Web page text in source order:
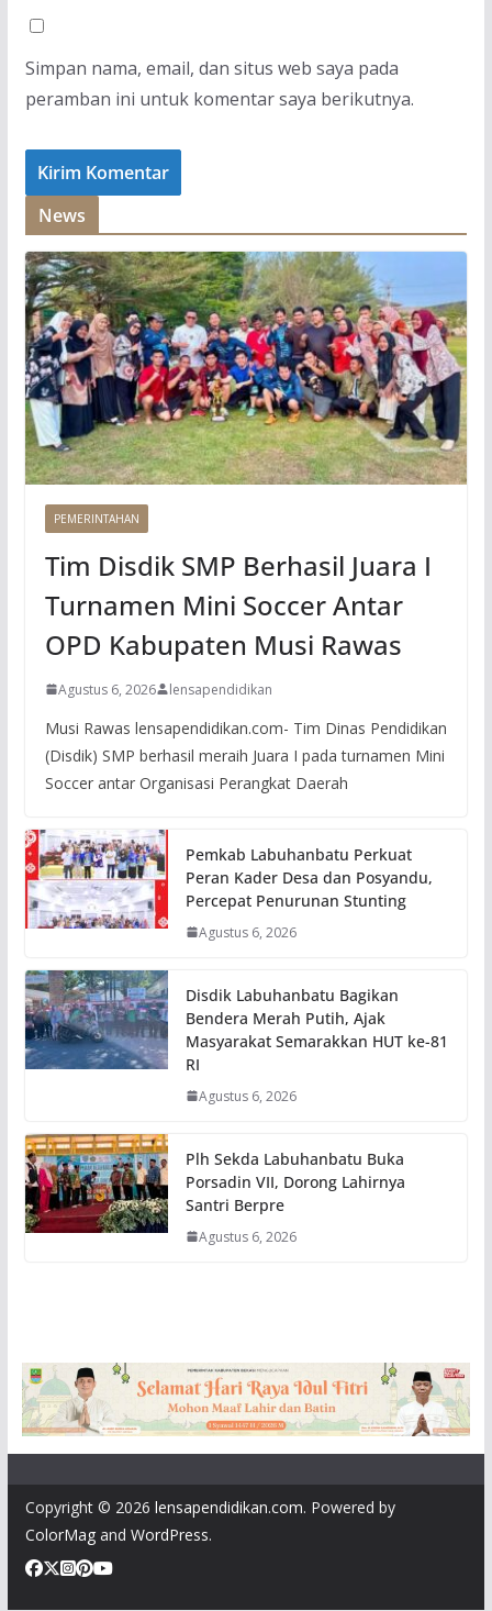
Simpan nama, email, dan situs web saya pada
peramban ini untuk komentar saya berikutnya.
News
PEMERINTAHAN
Tim Disdik SMP Berhasil Juara I
Turnamen Mini Soccer Antar
OPD Kabupaten Musi Rawas
Agustus 6, 2026 lensapendidikan
Musi Rawas lensapendidikan.com- Tim Dinas Pendidikan
(Disdik) SMP berhasil meraih Juara I pada turnamen Mini
Soccer antar Organisasi Perangkat Daerah
Pemkab Labuhanbatu Perkuat
Peran Kader Desa dan Posyandu,
Percepat Penurunan Stunting
Agustus 6, 2026
Disdik Labuhanbatu Bagikan
Bendera Merah Putih, Ajak
Masyarakat Semarakkan HUT ke-81
RI
Agustus 6, 2026
Plh Sekda Labuhanbatu Buka
Porsadin VII, Dorong Lahirnya
Santri Berpre
Agustus 6, 2026
Copyright © 2026 lensapendidikan.com. Powered by
ColorMagand WordPress.